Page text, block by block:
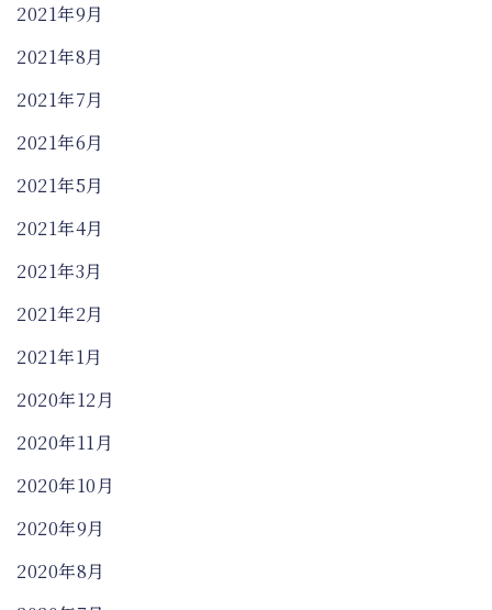
2021年9月
2021年8月
2021年7月
2021年6月
2021年5月
2021年4月
2021年3月
2021年2月
2021年1月
2020年12月
2020年11月
2020年10月
2020年9月
2020年8月